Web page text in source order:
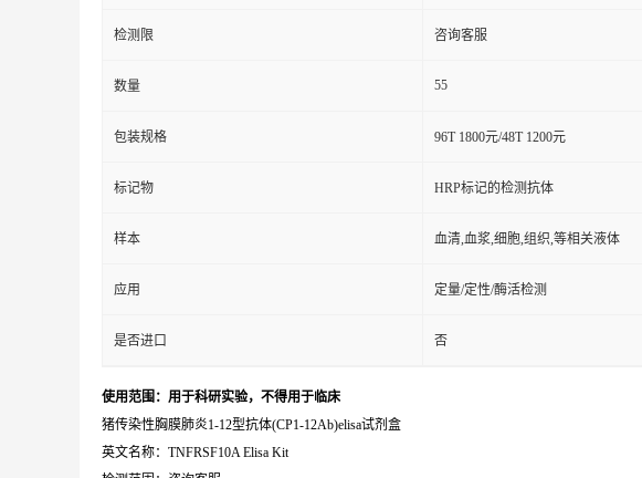
检测限 咨询客服
数量 55
包装规格 96T 1800元/48T 1200元
标记物 HRP标记的检测抗体
样本 血清,血浆,细胞,组织,等相关液体
应用 定量/定性/酶活检测
是否进口 否
使用范围：用于科研实验，不得用于临床
猪传染性胸膜肺炎1-12型抗体(CP1-12Ab)elisa试剂盒
英文名称：TNFRSF10A Elisa Kit